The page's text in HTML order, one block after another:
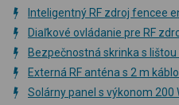
Inteligentný RF zdroj fencee
Diaľkové ovládanie pre RF
Bezpečnostná skrinka s
Externá RF anténa s 2 m
Solárny panel s výkonom 200